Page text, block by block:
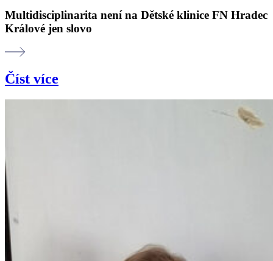
Multidisciplinarita není na Dětské klinice FN Hradec
Králové jen slovo
Číst více